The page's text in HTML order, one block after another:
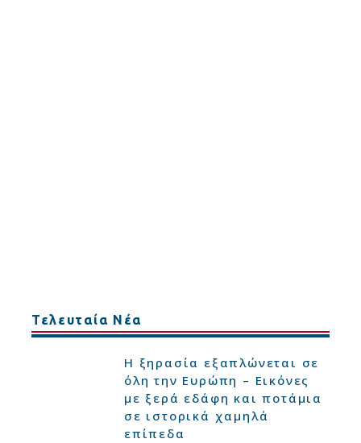
Τελευταία Νέα
Η ξηρασία εξαπλώνεται σε
όλη την Ευρώπη – Εικόνες
με ξερά εδάφη και ποτάμια
σε ιστορικά χαμηλά
επίπεδα